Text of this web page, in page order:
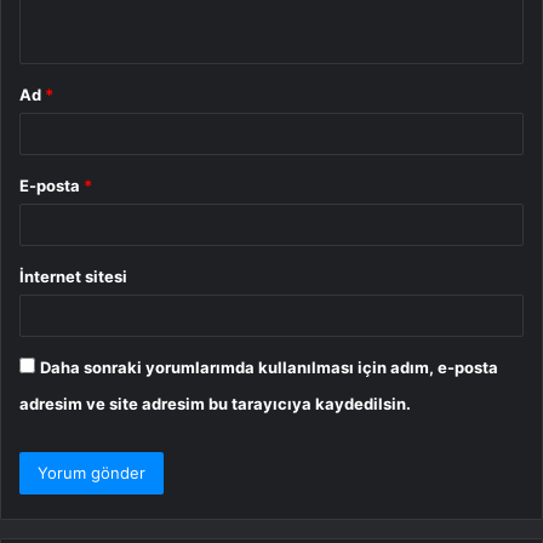
Ad *
E-posta *
İnternet sitesi
Daha sonraki yorumlarımda kullanılması için adım, e-posta
adresim ve site adresim bu tarayıcıya kaydedilsin.